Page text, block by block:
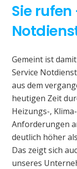
Sie
Gemeint ist
Service
aus dem
heutigen Zeit
Heizungs-,
Anforderungen
deutlich höher
Das zeigt sich
unseres